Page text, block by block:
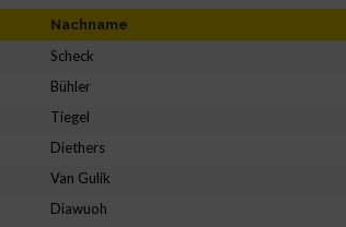
Nachname
Scheck
Bühler
Tiegel
Diethers
Van Gulik
Diawuoh